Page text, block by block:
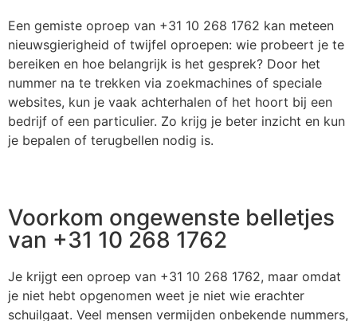
Een gemiste oproep van +31 10 268 1762 kan meteen
nieuwsgierigheid of twijfel oproepen: wie probeert je te
bereiken en hoe belangrijk is het gesprek? Door het
nummer na te trekken via zoekmachines of speciale
websites, kun je vaak achterhalen of het hoort bij een
bedrijf of een particulier. Zo krijg je beter inzicht en kun
je bepalen of terugbellen nodig is.
Voorkom ongewenste belletjes
van +31 10 268 1762
Je krijgt een oproep van +31 10 268 1762, maar omdat
je niet hebt opgenomen weet je niet wie erachter
schuilgaat. Veel mensen vermijden onbekende nummers,